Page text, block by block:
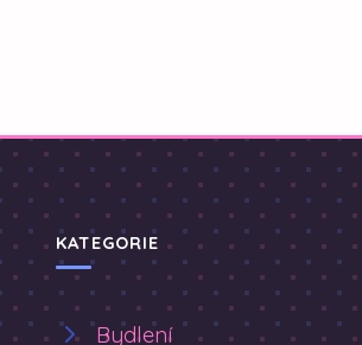
KATEGORIE
Bydlení